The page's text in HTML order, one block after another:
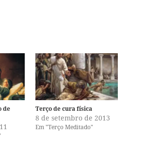
de
Terço de cura física
8 de setembro de 2013
Em "Terço Meditado"